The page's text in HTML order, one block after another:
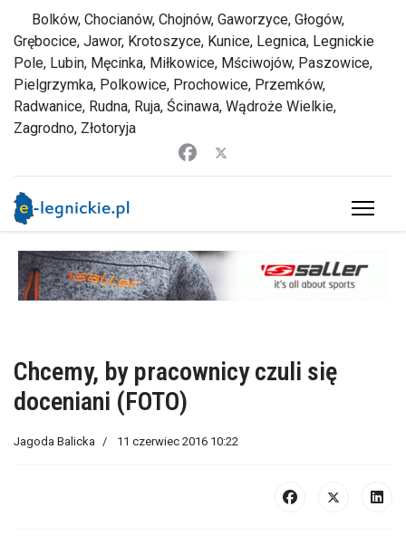
Bolków, Chocianów, Chojnów, Gaworzyce, Głogów,
Grębocice, Jawor, Krotoszyce, Kunice, Legnica, Legnickie
Pole, Lubin, Męcinka, Miłkowice, Mściwojów, Paszowice,
Pielgrzymka, Polkowice, Prochowice, Przemków,
Radwanice, Rudna, Ruja, Ścinawa, Wądroże Wielkie,
Zagrodno, Złotoryja
Chcemy, by pracownicy czuli się
doceniani (FOTO)
Jagoda Balicka 11 czerwiec 2016 10:22